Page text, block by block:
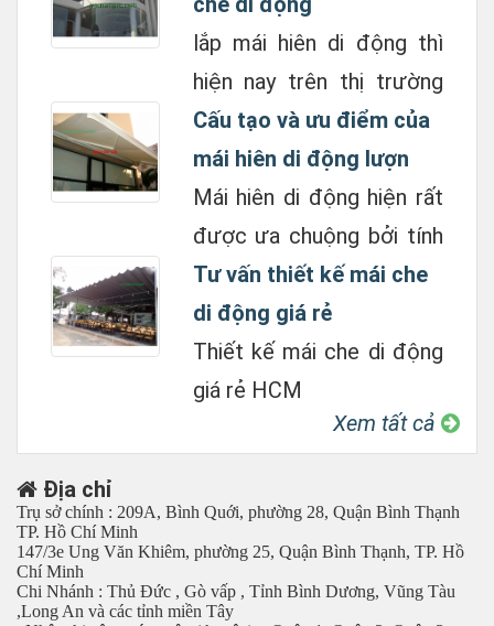
để thu màn vào hay đưa
ra tuỳ ý. ...
lắp mái hiên di động thì
hiện nay trên thị trường
có khoảng trên 100 loại
khác nhau, đa dạng về
mẫu mã, màu sắc cũng
như chất lượng sản ...
Cấu tạo và ưu điểm của
mái hiên di động lượn
sóng
Mái hiên di động hiện rất
được ưa chuộng bởi tính
tiện lợi, cấu trúc nguyên
bản nhỏ gọn cũng như
bền bỉ
Tư vấn thiết kế mái che
di động giá rẻ
Thiết kế mái che di động
giá rẻ HCM
Xem tất cả
Địa chỉ
Trụ sở chính : 209A, Bình Quới, phường 28, Quận Bình Thạnh
TP. Hồ Chí Minh
147/3e Ung Văn Khiêm, phường 25, Quận Bình Thạnh, TP. Hồ
Chí Minh
Chi Nhánh : Thủ Đức , Gò vấp , Tỉnh Bình Dương, Vũng Tàu
,Long An và các tỉnh miền Tây